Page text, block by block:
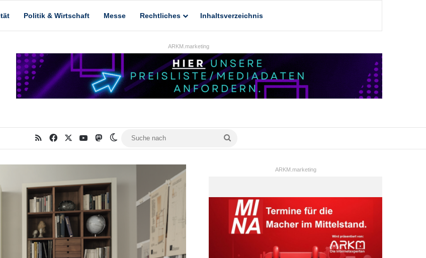
Politik & Wirtschaft Messe Rechtliches Inhaltsverzeichnis
ARKM.marketing
RSS Facebook YouTubeMastodonSkin umschalten
ARKM.marketing